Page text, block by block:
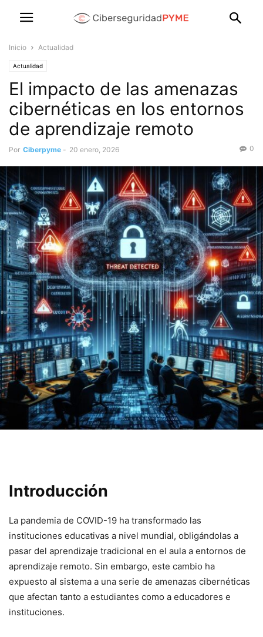
Inicio Actualidad
Actualidad
El impacto de las amenazas
cibernéticas en los entornos
de aprendizaje remoto
Por Ciberpyme - 20 enero, 2026 0
Introducción
La pandemia de COVID-19 ha transformado las
instituciones educativas a nivel ⁤mundial, obligándolas a⁢
pasar del aprendizaje tradicional en el aula‍ a entornos de
aprendizaje remoto. Sin embargo, este cambio​ ha
expuesto al ‍sistema‌ a una serie de amenazas cibernéticas
que afectan tanto a estudiantes como a educadores e
instituciones.